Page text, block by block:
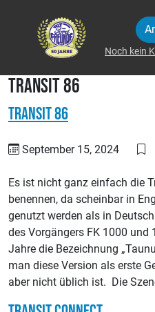
Noch kein
Transit 86
Transit 86
September 15, 2024
Es ist nicht ganz einfach die
benennen, da scheinbar in
genutzt werden als in
des Vorgängers FK 1000 und
Jahre die Bezeichnung
man diese Version als erste
aber nicht üblich ist. Die